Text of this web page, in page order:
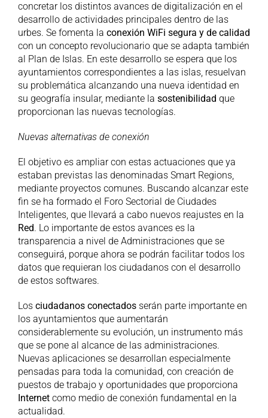
concretar los distintos avances de digitalización en el
desarrollo de actividades principales dentro de las
urbes. Se fomenta la conexión WiFi segura y de calidad
con un concepto revolucionario que se adapta también
al Plan de Islas. En este desarrollo se espera que los
ayuntamientos correspondientes a las islas, resuelvan
su problemática alcanzando una nueva identidad en
su geografía insular, mediante la sostenibilidad que
proporcionan las nuevas tecnologías.
Nuevas alternativas de conexión
El objetivo es ampliar con estas actuaciones que ya
estaban previstas las denominadas Smart Regions,
mediante proyectos comunes. Buscando alcanzar este
fin se ha formado el Foro Sectorial de Ciudades
Inteligentes, que llevará a cabo nuevos reajustes en la
Red. Lo importante de estos avances es la
transparencia a nivel de Administraciones que se
conseguirá, porque ahora se podrán facilitar todos los
datos que requieran los ciudadanos con el desarrollo
de estos softwares.
Los ciudadanos conectados serán parte importante en
los ayuntamientos que aumentarán
considerablemente su evolución, un instrumento más
que se pone al alcance de las administraciones.
Nuevas aplicaciones se desarrollan especialmente
pensadas para toda la comunidad, con creación de
puestos de trabajo y oportunidades que proporciona
Internet como medio de conexión fundamental en la
actualidad.